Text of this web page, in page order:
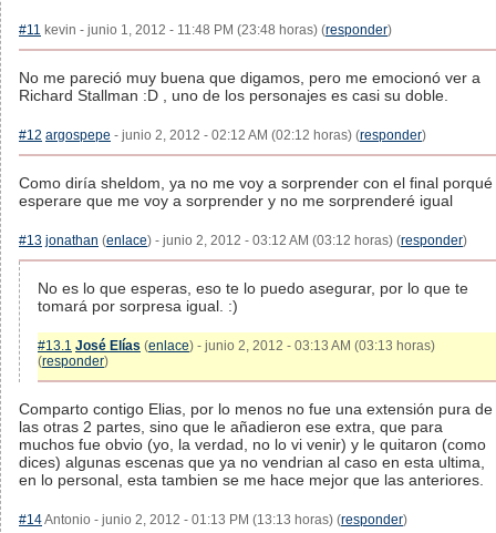
#11 kevin - junio 1, 2012 - 11:48 PM (23:48 horas) (responder)
No me pareció muy buena que digamos, pero me emocionó ver a
Richard Stallman :D , uno de los personajes es casi su doble.
#12 argospepe - junio 2, 2012 - 02:12 AM (02:12 horas) (responder)
Como diría sheldom, ya no me voy a sorprender con el final porqué
esperare que me voy a sorprender y no me sorprenderé igual
#13 jonathan (enlace) - junio 2, 2012 - 03:12 AM (03:12 horas) (responder)
No es lo que esperas, eso te lo puedo asegurar, por lo que te
tomará por sorpresa igual. :)
#13.1 José Elías (enlace) - junio 2, 2012 - 03:13 AM (03:13 horas)
(responder)
Comparto contigo Elias, por lo menos no fue una extensión pura de
las otras 2 partes, sino que le añadieron ese extra, que para
muchos fue obvio (yo, la verdad, no lo vi venir) y le quitaron (como
dices) algunas escenas que ya no vendrian al caso en esta ultima,
en lo personal, esta tambien se me hace mejor que las anteriores.
#14Antonio - junio 2, 2012 - 01:13 PM (13:13 horas) (responder)